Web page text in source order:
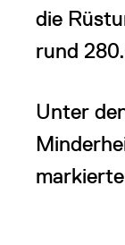
die
rund
Unter